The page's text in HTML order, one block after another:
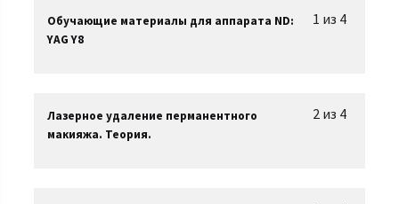
1 из 4
Обучающие материалы для аппарата ND:
YAG Y8
2 из 4
Лазерное удаление перманентного
макияжа. Теория.